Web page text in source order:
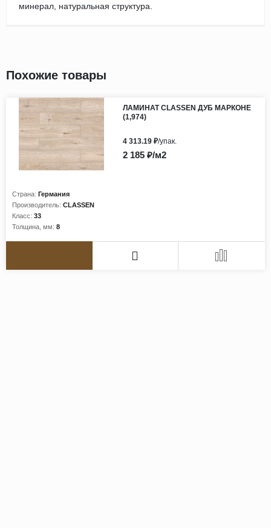
минерал, натуральная структура.
Похожие товары
ЛАМИНАТ CLASSEN ДУБ МАРКОНЕ
(1,974)
Страна: Германия
Производитель: CLASSEN
Класс: 33
Толщина, мм: 8
2 185 ₽/м2
4 313.19 ₽/упак.